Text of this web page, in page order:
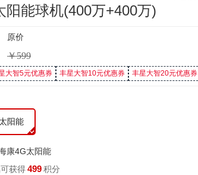
阳能球机(400万+400万)
原价
￥599
大智5元优惠券 丰星大智10元优惠券 丰星大智20元优惠券
阳能
康4G太阳能
获得499积分